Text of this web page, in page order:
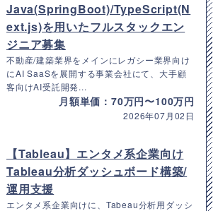
Java(SpringBoot)/TypeScript(N
ext.js)を用いたフルスタックエン
ジニア募集
不動産/建築業界をメインにレガシー業界向け
にAI SaaSを展開する事業会社にて、大手顧
客向けAI受託開発...
月額単価：70万円〜100万円
2026年07月02日
【Tableau】エンタメ系企業向け
Tableau分析ダッシュボード構築/
運用支援
エンタメ系企業向けに、Tabeau分析用ダッシ